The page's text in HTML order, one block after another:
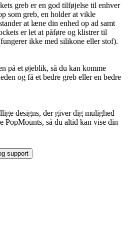
greb er en god tilføjelse til enhver
som greb, en holder at vikle
at læne din enhed op ad samt
er let at påføre og klistrer til
ikke med silikone eller stof).
på et øjeblik, så du kan komme
og få et bedre greb eller en bedre
designs, der giver dig mulighed
PopMounts, så du altid kan vise din
support